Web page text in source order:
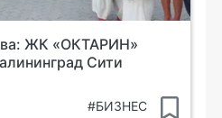
ЖК «ОКТАРИН»
Сити
#БИЗНЕС